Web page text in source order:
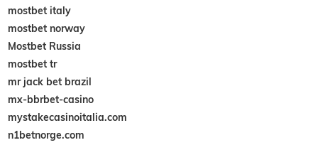
mostbet italy
mostbet norway
Mostbet Russia
mostbet tr
mr jack bet brazil
mx-bbrbet-casino
mystakecasinoitalia.com
n1betnorge.com